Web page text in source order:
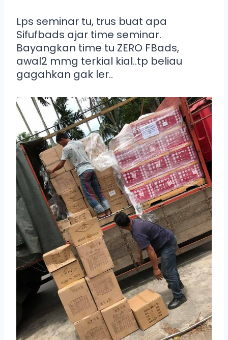
Lps seminar tu, trus buat apa
Sifufbads ajar time seminar.
Bayangkan time tu ZERO FBads,
awal2 mmg terkial kial..tp beliau
gagahkan gak ler..